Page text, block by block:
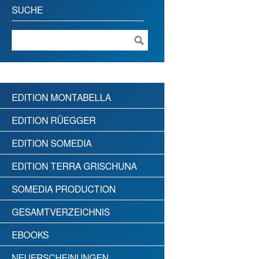
SUCHE
EDITION MONTABELLA
EDITION RÜEGGER
EDITION SOMEDIA
EDITION TERRA GRISCHUNA
SOMEDIA PRODUCTION
GESAMTVERZEICHNIS
EBOOKS